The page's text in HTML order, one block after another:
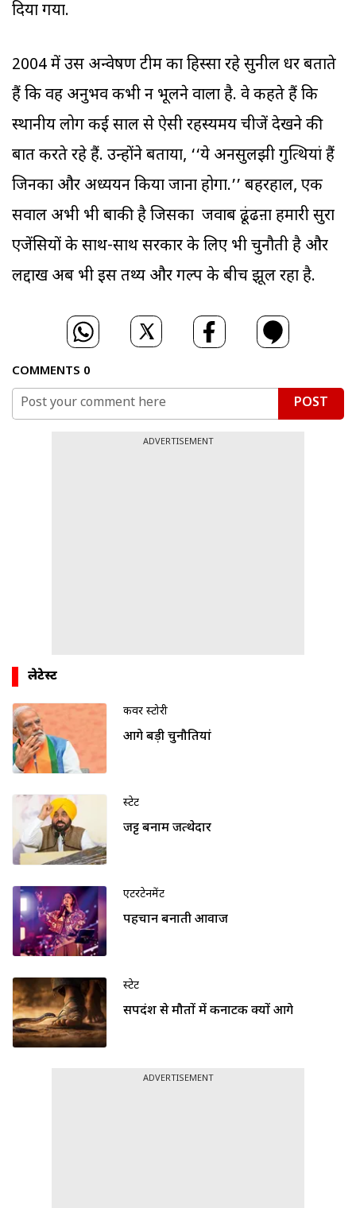
दिया गया.
2004 में उस अन्वेषण टीम का हिस्सा रहे सुनील धर बताते
हैं कि वह अनुभव कभी न भूलने वाला है. वे कहते हैं कि
स्थानीय लोग कई साल से ऐसी रहस्यमय चीजें देखने की
बात करते रहे हैं. उन्होंने बताया, ‘‘ये अनसुलझी गुत्थियां हैं
जिनका और अध्ययन किया जाना होगा.’’ बहरहाल, एक
सवाल अभी भी बाकी है जिसका जवाब ढूंढऩा हमारी सुरक्षा
एजेंसियों के साथ-साथ सरकार के लिए भी चुनौती है और
लद्दाख अब भी इस तथ्य और गल्प के बीच झूल रहा है.
COMMENTS 0
POST
ADVERTISEMENT
लेटेस्ट
कवर स्टोरी
आगे बड़ी चुनौतियां
स्टेट
जट्ट बनाम जत्थेदार
एंटरटेनमेंट
पहचान बनाती आवाज
स्टेट
सर्पदंश से मौतों में कर्नाटक क्यों आगे
ADVERTISEMENT